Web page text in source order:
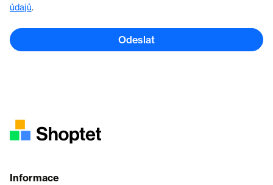
údajů.
Odeslat
Informace